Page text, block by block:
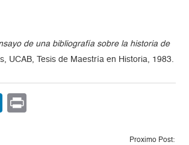
de una bibliografía sobre la historia de
UCAB, Tesis de Maestría en Historia, 1983.
LinkedIn
Proximo Post: